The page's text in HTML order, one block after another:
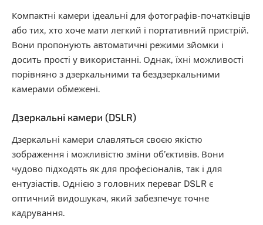
Компактні камери ідеальні для фотографів-початківців
або тих, хто хоче мати легкий і портативний пристрій.
Вони пропонують автоматичні режими зйомки і
досить прості у використанні. Однак, їхні можливості
порівняно з дзеркальними та бездзеркальними
камерами обмежені.
Дзеркальні камери (DSLR)
Дзеркальні камери славляться своєю якістю
зображення і можливістю зміни об’єктивів. Вони
чудово підходять як для професіоналів, так і для
ентузіастів. Однією з головних переваг DSLR є
оптичний видошукач, який забезпечує точне
кадрування.